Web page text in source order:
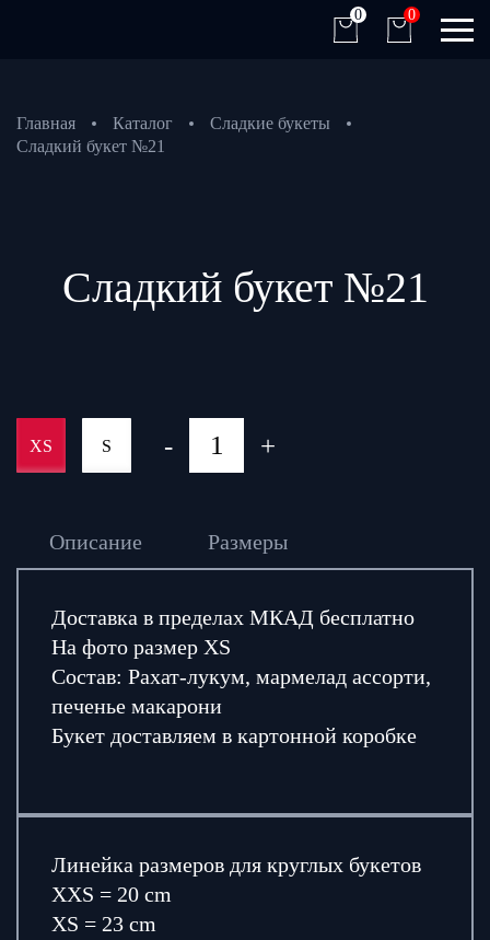
0 0
Главная Каталог
Сладкие букеты
Сладкий букет №21
Сладкий букет №21
XS S - +
Описание Размеры
Доставка в пределах МКАД бесплатно
На фото размер XS
Состав: Рахат-лукум, мармелад ассорти,
печенье макарони
Букет доставляем в картонной коробке
Линейка размеров для круглых букетов
XXS = 20 cm
XS = 23 cm